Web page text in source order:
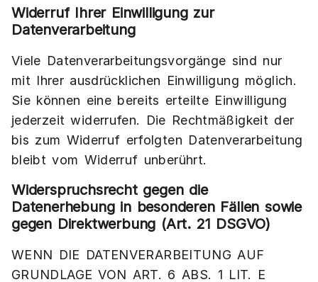
Widerruf Ihrer Einwilligung zur
Datenverarbeitung
Viele Datenverarbeitungsvorgänge sind nur
mit Ihrer ausdrücklichen Einwilligung möglich.
Sie können eine bereits erteilte Einwilligung
jederzeit widerrufen. Die Rechtmäßigkeit der
bis zum Widerruf erfolgten Datenverarbeitung
bleibt vom Widerruf unberührt.
Widerspruchsrecht gegen die
Datenerhebung in besonderen Fällen sowie
gegen Direktwerbung (Art. 21 DSGVO)
WENN DIE DATENVERARBEITUNG AUF
GRUNDLAGE VON ART. 6 ABS. 1 LIT. E